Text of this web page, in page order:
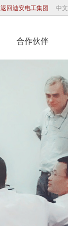
中文
返回迪安电工集团
合作伙伴